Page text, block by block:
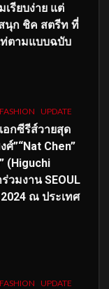
เรียบง่าย แต่
นุก ชิค สตรีท ที่
ตามแบบฉบับ
FASHION UPDATE
อกซีรีส์วายสุด
”“Nat Chen”
(Higuchi
วมงาน SEOUL
2024 ณ ประเทศ
FASHION UPDATE